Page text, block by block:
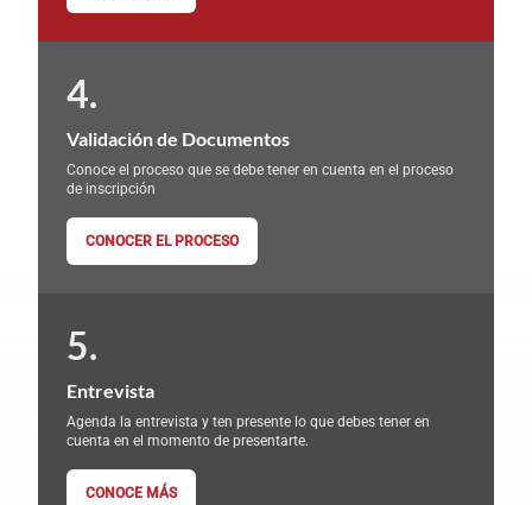
Validación de Documentos
Conoce el proceso que se debe tener en cuenta en el proceso
de inscripción
CONOCER EL PROCESO
Entrevista
Agenda la entrevista y ten presente lo que debes tener en
cuenta en el momento de presentarte.
CONOCE MÁS